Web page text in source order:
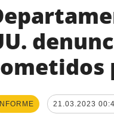
sobre
21.03.2023